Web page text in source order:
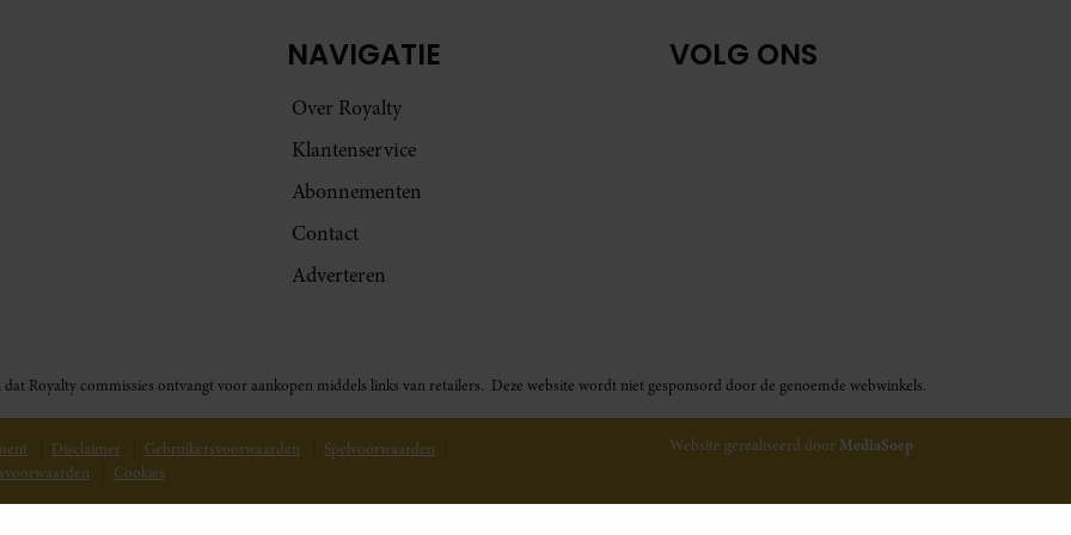
NAVIGATIE
Over Royalty
Klantenservice
Abonnementen
Contact
Adverteren
VOLG ONS
Royalty commissies ontvangt voor aankopen middels links van retailers. Deze website wordt niet gesponsord door de genoemde webwinkels.
Disclaimer Gebruikersvoorwaarden
Spelvoorwaarden
Cookies
Website gerealiseerd door MediaSoep